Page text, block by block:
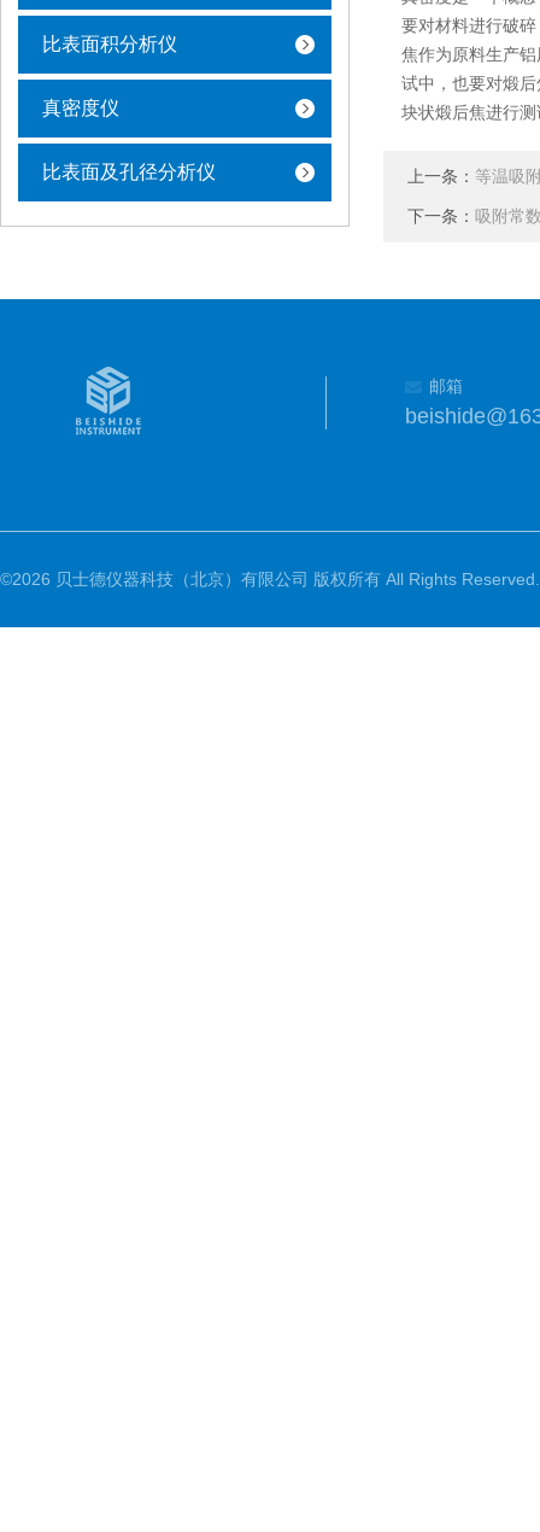
比表面积分析仪
真密度仪
比表面及孔径分析仪
要对材料进行破
焦作为原料生产
试中，也要对煅
块状煅后焦进行
上一条： 等温吸
下一条： 吸附常
邮箱
©2026 贝士德仪器科技（北京）有限公司 版权所有 All Rights Reserved.